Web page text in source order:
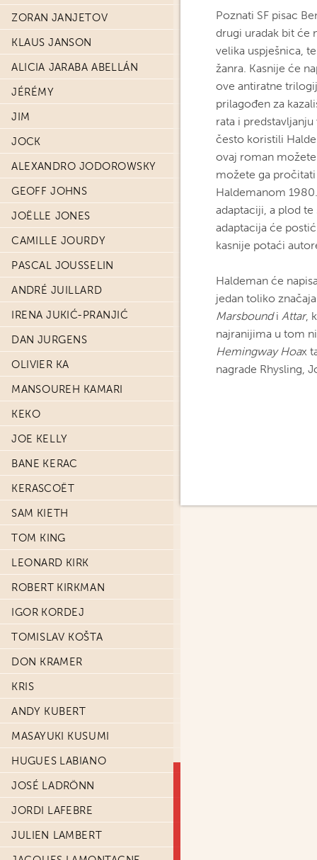
ZORAN JANJETOV
KLAUS JANSON
ALICIA JARABA ABELLÁN
JÉRÉMY
JIM
JOCK
ALEXANDRO JODOROWSKY
GEOFF JOHNS
JOËLLE JONES
CAMILLE JOURDY
PASCAL JOUSSELIN
ANDRÉ JUILLARD
IRENA JUKIĆ-PRANJIĆ
DAN JURGENS
OLIVIER KA
MANSOUREH KAMARI
KEKO
JOE KELLY
BANE KERAC
KERASCOËT
SAM KIETH
TOM KING
LEONARD KIRK
ROBERT KIRKMAN
IGOR KORDEJ
TOMISLAV KOŠTA
DON KRAMER
KRIS
ANDY KUBERT
MASAYUKI KUSUMI
HUGUES LABIANO
JOSÉ LADRÖNN
JORDI LAFEBRE
JULIEN LAMBERT
Poznati SF pisac
drugi uradak bit će
velika uspješnica,
žanra. Kasnije će
ove antiratne
prilagođen za
rata i
često koristili
ovaj roman
možete ga
Haldemanom
adaptaciji, a plod
adaptacija će
kasnije potaći
Haldeman će
jedan toliko
Marsboundi Attar,
najranijima u tom
Hemingway Hoax
nagrade Rhysling,